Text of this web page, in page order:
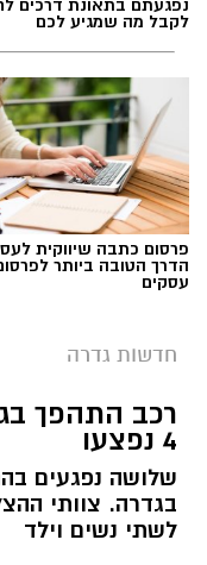
בניין המועצה
ההצעה להשעות
מתנהל הליך
להטרדה מינית,
חברי המועצה
נפגעתם בתאונת דרכים
לקבל מה שמגיע לכם
פרסום כתבה שיווקית
הדרך הטובה ביותר
עסקים
חדשות גדרה
רכב התהפך
4 נפצעו
שלושה נפגעים
בגדרה. צוותי
לשתי נשים וילד